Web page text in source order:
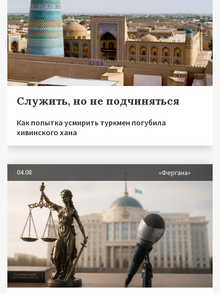
Служить, но не подчиняться
Как попытка усмирить туркмен погубила
хивинского хана
04.08 «Фергана»